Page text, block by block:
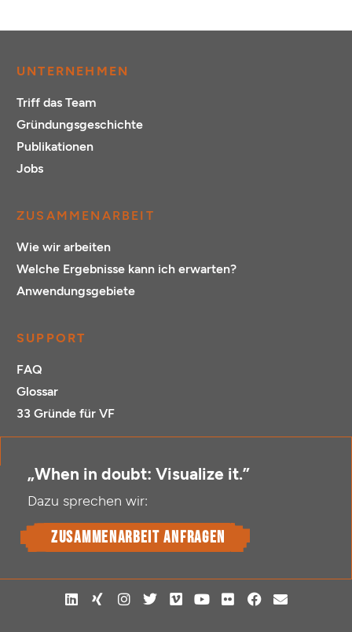
UNTERNEHMEN
Triff das Team
Gründungsgeschichte
Publikationen
Jobs
ZUSAMMENARBEIT
Wie wir arbeiten
Welche Ergebnisse kann ich erwarten?
Anwendungsgebiete
SUPPORT
FAQ
Glossar
33 Gründe für VF
„When in doubt: Visualize it.”
Dazu sprechen wir:
Zusammenarbeit anfragen
L
i
X
i
I
n
T
w
V
i
Y
o
F
l
F
a
E
n